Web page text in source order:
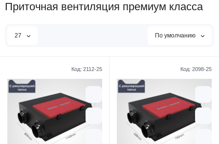
Приточная вентиляция премиум класса
27 По умолчанию
Код: 2112-25 Код: 2098-25